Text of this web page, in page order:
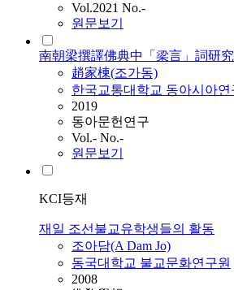
Vol.2021 No.-
원문보기
南朝梁撰譯佛典中「梁言」詞研究
趙家棟(조가동)
한국교통대학교 동아시아연
2019
동아문헌연구
Vol.- No.-
원문보기
KCI등재
재일 조선불교유학생들의 활동
조아담(A Dam Jo)
동국대학교 불교문화연구원
2008